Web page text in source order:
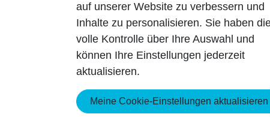
auf unserer Website zu verbessern und
Inhalte zu personalisieren. Sie haben
volle Kontrolle über Ihre Auswahl und
können Ihre Einstellungen jederzeit
aktualisieren.
Meine Cookie-Einstellungen aktualisieren